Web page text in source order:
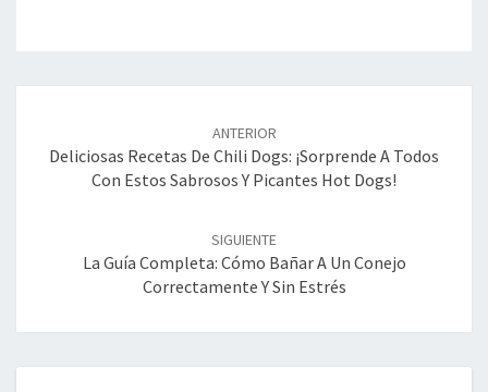
entradas
ANTERIOR
Deliciosas Recetas De Chili Dogs: ¡sorprende A Todos
Con Estos Sabrosos Y Picantes Hot Dogs!
SIGUIENTE
La Guía Completa: Cómo Bañar A Un Conejo
Correctamente Y Sin Estrés